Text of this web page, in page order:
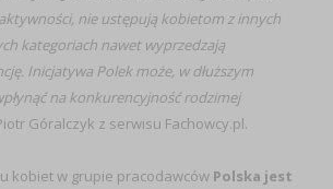
nie ustępują kobietom z innych
kategoriach nawet wyprzedzają
Inicjatywa Polek może, w dłuższym
na konkurencyjność rodzimej
Góralczyk z serwisu Fachowcy.pl.
kobiet w grupie pracodawców Polska jest